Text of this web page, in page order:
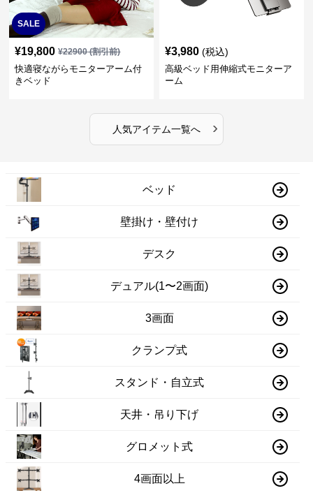
SALE
¥19,800 ¥22900(割引前)
快適寝ながらモニターアーム付
きベッド
¥3,980 (税込)
高級ベッド用伸縮式モニターア
ーム
人気アイテム一覧へ ›
ベッド
壁掛け・壁付け
デスク
デュアル(1〜2画面)
3画面
クランプ式
スタンド・自立式
天井・吊り下げ
グロメット式
4画面以上